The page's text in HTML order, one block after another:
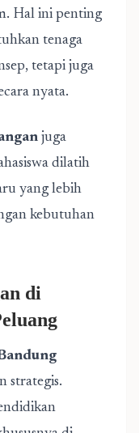
Hal ini penting
tenaga
tetapi juga
nyata.
juga
dilatih
yang lebih
kebutuhan
di
strategis.